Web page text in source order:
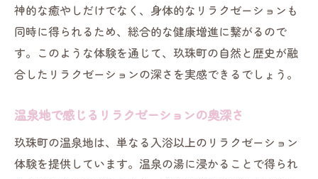
神的な癒やしだけでなく、身体的なリラクゼーションも
同時に得られるため、総合的な健康増進に繋がるので
す。このような体験を通じて、玖珠町の自然と歴史が融
合したリラクゼーションの深さを実感できるでしょう。
温泉地で感じるリラクゼーションの奥深さ
玖珠町の温泉地は、単なる入浴以上のリラクゼーション
体験を提供しています。温泉の湯に浸かることで得られ